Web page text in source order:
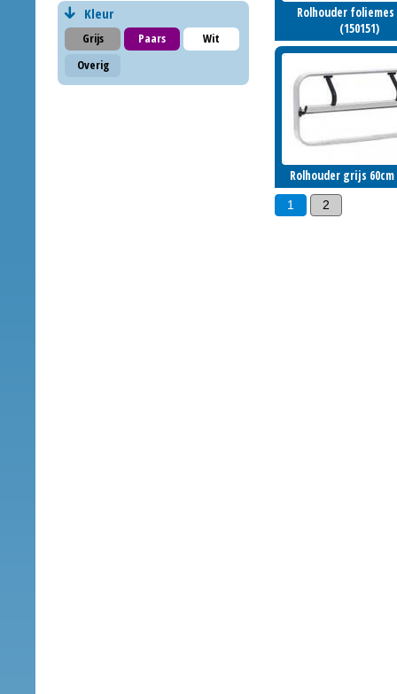
Kleur
Grijs Paars
Wit
Overig
Rolhouder foliemes
(150151)
Rolhouder foliemes
(150151)
Rolhouder grijs 60cm
Rolhouder grijs 60cm
Inloggen om te
1 2